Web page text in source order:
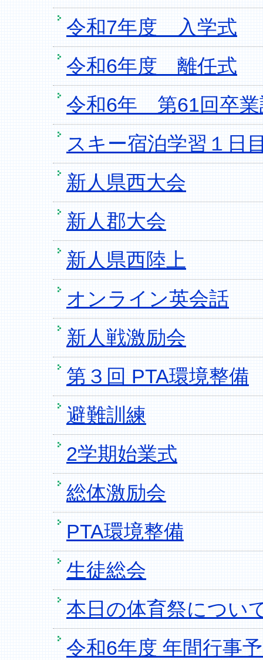
令和7年度 入学式
令和6年度 離任式
令和6年 第61回卒業
スキー宿泊学習１
新人県西大会
新人郡大会
新人県西陸上
オンライン英会話
新人戦激励会
第３回 PTA環境整備
避難訓練
2学期始業式
総体激励会
PTA環境整備
生徒総会
本日の体育祭につい
令和6年度 年間行事